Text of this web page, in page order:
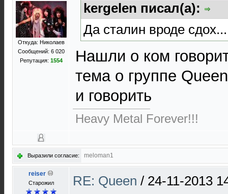
Откуда: Николаев
Сообщений: 6 020
Репутация: 1554
kergelen писал(а):
Да сталин вроде сдох...
Нашли о ком
тема о группе
и говорить
Heavy Metal Forever!!!
Выразили согласие: meloman1
reiser
Старожил RE: Queen / 24-11-2013